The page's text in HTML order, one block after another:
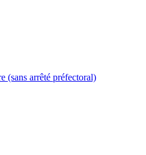
(sans arrêté préfectoral)